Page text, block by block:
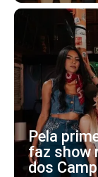
Pela
faz show
dos